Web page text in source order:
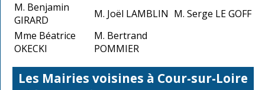
M. Benjamin
GIRARD
M. Joël LAMBLIN M. Serge LE GOFF
Mme Béatrice
OKECKI
M. Bertrand
POMMIER
Les Mairies voisines à Cour-sur-Loire